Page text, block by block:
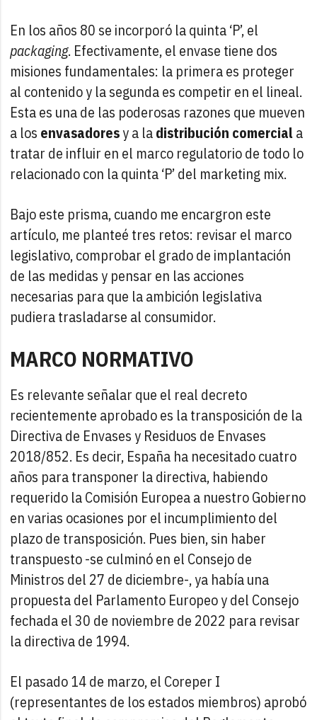
En los años 80 se incorporó la quinta ‘P’, el
packaging. Efectivamente, el envase tiene dos
misiones fundamentales: la primera es proteger
al contenido y la segunda es competir en el lineal.
Esta es una de las poderosas razones que mueven
a los envasadoresy a ladistribución comerciala
tratar de influir en el marco regulatorio de todo lo
relacionado con la quinta ‘P’ del marketing mix.
Bajo este prisma, cuando me encargron este
artículo, me planteé tres retos: revisar el marco
legislativo, comprobar el grado de implantación
de las medidas y pensar en las acciones
necesarias para que la ambición legislativa
pudiera trasladarse al consumidor.
MARCO NORMATIVO
Es relevante señalar que el real decreto
recientemente aprobado es la transposición de la
Directiva de Envases y Residuos de Envases
2018/852. Es decir, España ha necesitado cuatro
años para transponer la directiva, habiendo
requerido la Comisión Europea a nuestro Gobierno
en varias ocasiones por el incumplimiento del
plazo de transposición. Pues bien, sin haber
transpuesto -se culminó en el Consejo de
Ministros del 27 de diciembre-, ya había una
propuesta del Parlamento Europeo y del Consejo
fechada el 30 de noviembre de 2022 para revisar
la directiva de 1994.
El pasado 14 de marzo, el Coreper I
(representantes de los estados miembros) aprobó